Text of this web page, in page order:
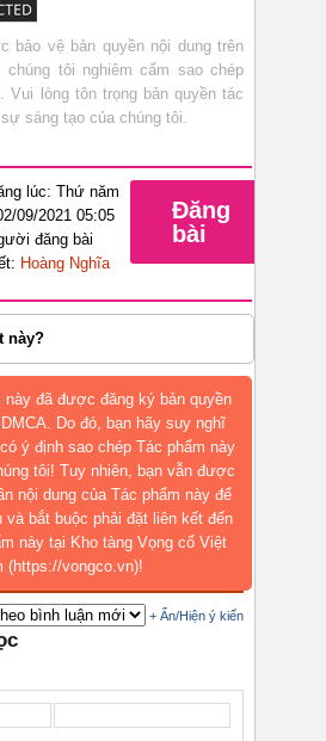
bảo vệ bản quyền nội dung trên
chúng tôi nghiêm cấm sao chép
lòng tôn trọng bản quyền tác
sáng tạo của chúng tôi.
lúc: Thứ năm
09/2021 05:05
đăng bài
Hoàng Nghĩa
Đăng
bài
này?
này đã được đăng ký bản quyền
Do đó, bạn hãy suy nghĩ
ý định sao chép Tác phẩm này
tôi! Tuy nhiên, bạn vẫn được
nội dung của Tác phẩm này để
và bắt buộc phải đặt liên kết đến
này tại Kho tàng Vọng cổ Việt
(https://vongco.vn)!